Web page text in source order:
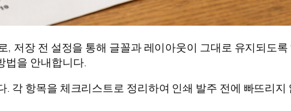
저장 전 설정을 통해 글꼴과 레이아웃이 그대로 유지되도
법을 안내합니다.
각 항목을 체크리스트로 정리하여 인쇄 발주 전에 빠뜨리